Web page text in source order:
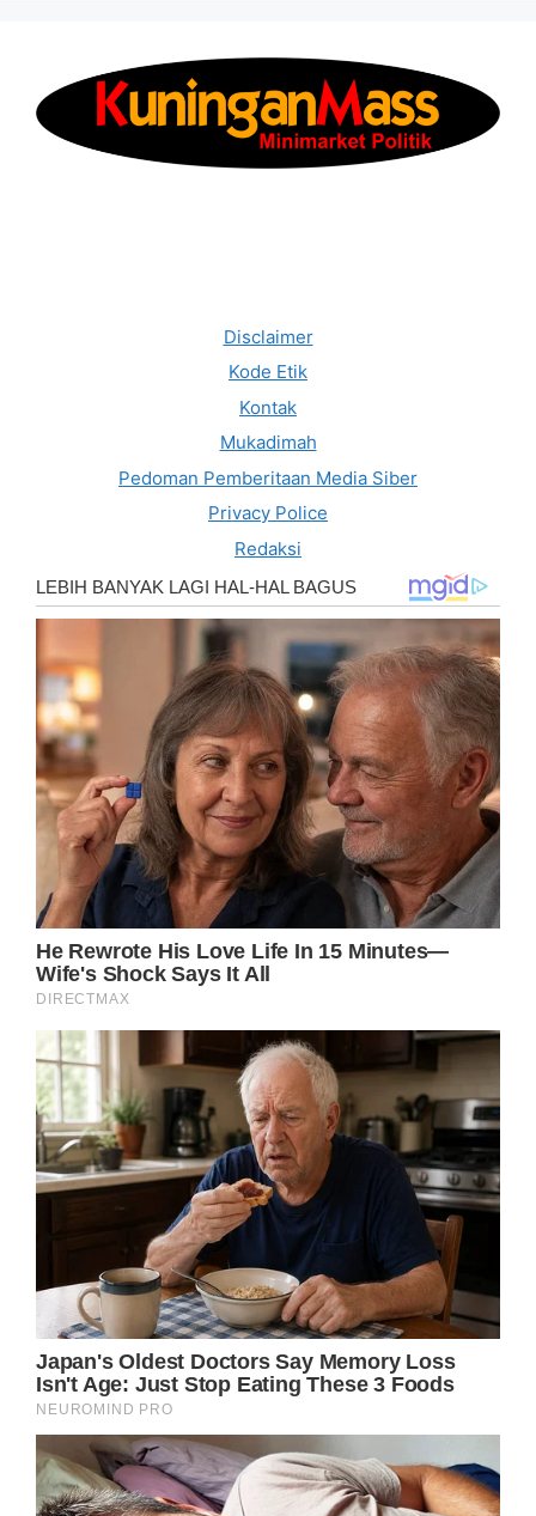
Disclaimer
Kode Etik
Kontak
Mukadimah
Pedoman Pemberitaan Media Siber
Privacy Police
Redaksi